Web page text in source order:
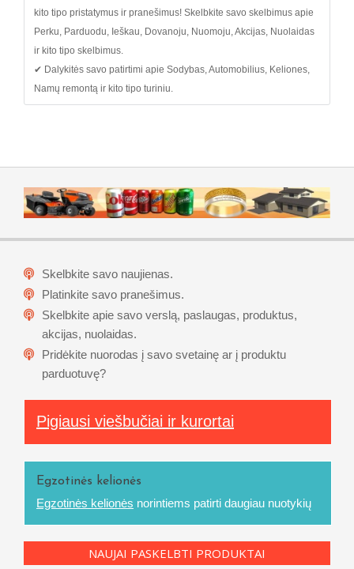
kito tipo pristatymus ir pranešimus! Skelbkite savo skelbimus apie
Perku, Parduodu, Ieškau, Dovanoju, Nuomoju, Akcijas, Nuolaidas
ir kito tipo skelbimus.
✔ Dalykitės savo patirtimi apie Sodybas, Automobilius, Keliones,
Namų remontą ir kito tipo turiniu.
Skelbkite savo naujienas.
Platinkite savo pranešimus.
Skelbkite apie savo verslą, paslaugas, produktus,
akcijas, nuolaidas.
Pridėkite nuorodas į savo svetainę ar į produktu
parduotuvę?
Pigiausi viešbučiai ir kurortai
Egzotinės kelionės
Egzotinės kelionės norintiems patirti daugiau nuotykių
NAUJAI PASKELBTI PRODUKTAI